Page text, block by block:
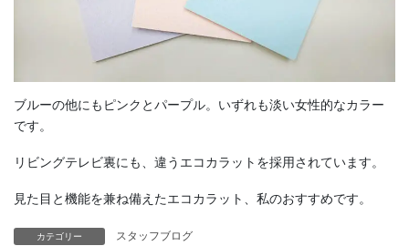
ブルーの他にもピンクとパープル。いずれも淡い女性的なカラー
です。
リビングテレビ裏にも、違うエコカラットを採用されています。
見た目と機能を兼ね備えたエコカラット、私のおすすめです。
カテゴリー スタッフブログ